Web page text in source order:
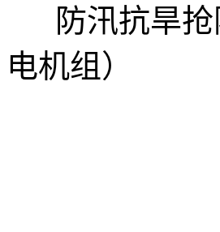
防汛抗旱抢
电机组）